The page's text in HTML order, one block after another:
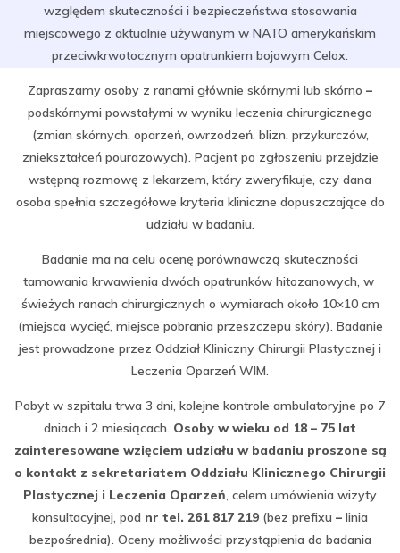
względem skuteczności i bezpieczeństwa stosowania
miejscowego z aktualnie używanym w NATO amerykańskim
przeciwkrwotocznym opatrunkiem bojowym Celox.
Zapraszamy osoby z ranami głównie skórnymi lub skórno –
podskórnymi powstałymi w wyniku leczenia chirurgicznego
(zmian skórnych, oparzeń, owrzodzeń, blizn, przykurczów,
zniekształceń pourazowych). Pacjent po zgłoszeniu przejdzie
wstępną rozmowę z lekarzem, który zweryfikuje, czy dana
osoba spełnia szczegółowe kryteria kliniczne dopuszczające do
udziału w badaniu.
Badanie ma na celu ocenę porównawczą skuteczności
tamowania krwawienia dwóch opatrunków hitozanowych, w
świeżych ranach chirurgicznych o wymiarach około 10×10 cm
(miejsca wycięć, miejsce pobrania przeszczepu skóry). Badanie
jest prowadzone przez Oddział Kliniczny Chirurgii Plastycznej i
Leczenia Oparzeń WIM.
Pobyt w szpitalu trwa 3 dni, kolejne kontrole ambulatoryjne po 7
dniach i 2 miesiącach. Osoby w wieku od 18 – 75 lat
zainteresowane wzięciem udziału w badaniu proszone są
o kontakt z sekretariatem Oddziału Klinicznego Chirurgii
Plastycznej i Leczenia Oparzeń, celem umówienia wizyty
konsultacyjnej, pod nr tel. 261 817 219 (bez prefixu – linia
bezpośrednia). Oceny możliwości przystąpienia do badania